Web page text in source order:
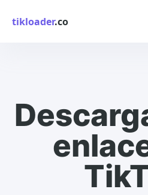
tikloader.co